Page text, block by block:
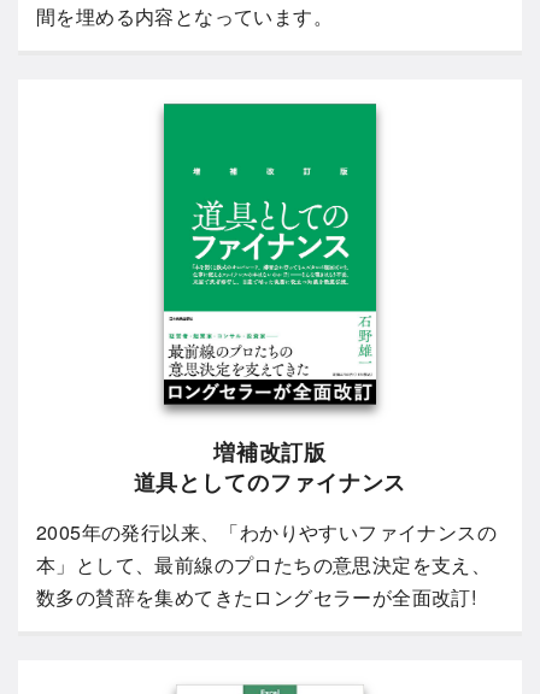
間を埋める内容となっています。
増補改訂版
道具としてのファイナンス
2005年の発行以来、「わかりやすいファイナンスの
本」として、最前線のプロたちの意思決定を支え、
数多の賛辞を集めてきたロングセラーが全面改訂!